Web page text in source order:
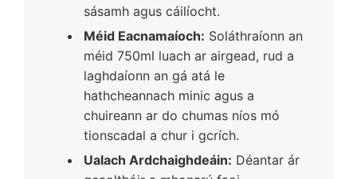
sásamh agus cáilíocht.
Méid Eacnamaíoch: Soláthraíonn an
méid 750ml luach ar airgead, rud a
laghdaíonn an gá atá le
hathcheannach minic agus a
chuireann ar do chumas níos mó
tionscadal a chur i gcrích.
Ualach Ardchaighdeáin: Déantar ár